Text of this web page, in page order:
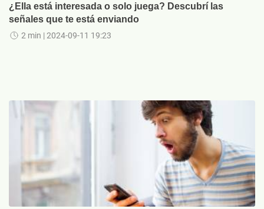
¿Ella está interesada o solo juega? Descubrí las
señales que te está enviando
2 min | 2024-09-11 19:23